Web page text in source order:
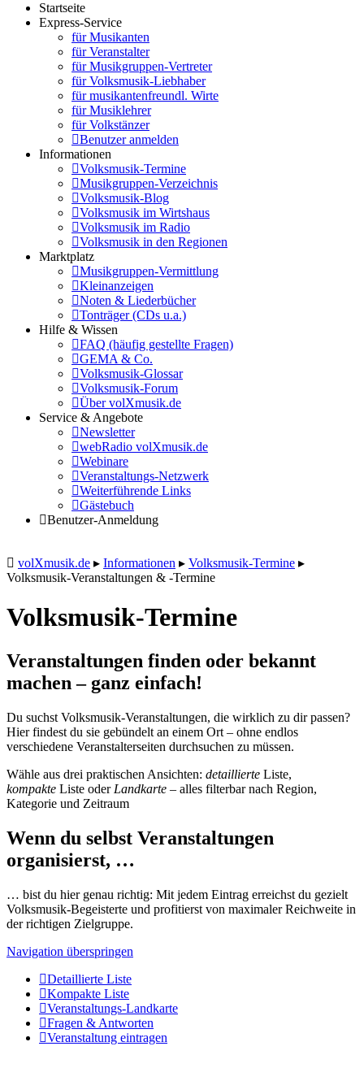
Startseite
Express-Service
für Musikanten
für Veranstalter
für Musikgruppen-Vertreter
für Volksmusik-Liebhaber
für musikantenfreundl. Wirte
für Musiklehrer
für Volkstänzer
Benutzer anmelden
Informationen
Volksmusik-Termine
Musikgruppen-Verzeichnis
Volksmusik-Blog
Volksmusik im Wirtshaus
Volksmusik im Radio
Volksmusik in den Regionen
Marktplatz
Musikgruppen-Vermittlung
Kleinanzeigen
Noten & Liederbücher
Tonträger (CDs u.a.)
Hilfe & Wissen
FAQ (häufig gestellte Fragen)
GEMA & Co.
Volksmusik-Glossar
Volksmusik-Forum
Über volXmusik.de
Service & Angebote
Newsletter
webRadio volXmusik.de
Webinare
Veranstaltungs-Netzwerk
Weiterführende Links
Gästebuch
Benutzer-Anmeldung
volXmusik.de ▸ Informationen ▸ Volksmusik-Termine ▸
Volksmusik-Veranstaltungen & -Termine
Volksmusik-Termine
Veranstaltungen finden oder bekannt
machen – ganz einfach!
Du suchst Volksmusik-Veranstaltungen, die wirklich zu dir passen?
Hier findest du sie gebündelt an einem Ort – ohne endlos
verschiedene Veranstalterseiten durchsuchen zu müssen.
Wähle aus drei praktischen Ansichten: detaillierte Liste,
kompakte Liste oder Landkarte – alles filterbar nach Region,
Kategorie und Zeitraum
Wenn du selbst Veranstaltungen
organisierst, …
… bist du hier genau richtig: Mit jedem Eintrag erreichst du gezielt
Volksmusik-Begeisterte und profitierst von maximaler Reichweite in
der richtigen Zielgruppe.
Navigation überspringen
Detaillierte Liste
Kompakte Liste
Veranstaltungs-Landkarte
Fragen & Antworten
Veranstaltung eintragen